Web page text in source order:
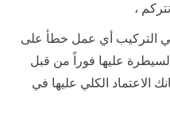
،
التركيب أي عمل خطأ على
عليها فوراً من قبل
الاعتماد الكلي عليها في